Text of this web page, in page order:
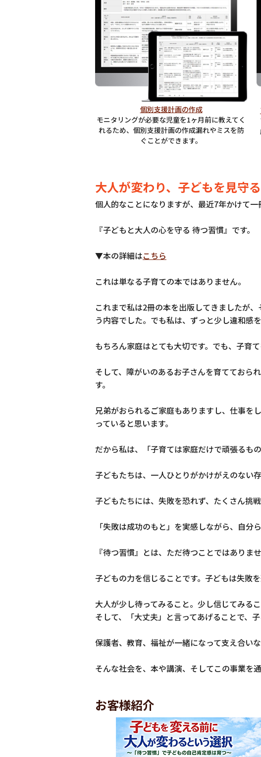
個別支援計画の作成
モニタリングが必要な児童を1ヶ月前に教えてく
れるため、個別支援計画の作成漏れやミスを防
ぐことができます。
大人が変わり、子どもを見守
個人的なことになりますが、最近7年かけて一
『子どもと大人の心を守る 待つ習慣』です。
▼本の詳細はこちら
これは単なる子育ての本ではありません。
これまで私は2冊の本を出版してきましたが
う内容でした。でも私は、ずっと少し違和感
もちろん家庭はとても大切です。でも、子育
そして、障がいのあるお子さんを育てておら
す。
兄弟がおられるご家庭もありますし、仕事を
っていると思います。
だから私は、「子育ては家庭だけで頑張るも
子どもたちは、一人ひとりがかけがえのない
子どもたちには、失敗を恐れず、たくさん挑
「失敗は成功のもと」を実感しながら、自分
『待つ習慣』とは、ただ待つことではありませ
子どもの力を信じることです。子どもは失敗
大人が少し待ってみること。少し信じてみるこ
そして、「大丈夫」と言ってあげることで、
保護者、教育、福祉が一緒になって支え合い
そんな社会を、本や講演、そしてこの事業を
お客様紹介